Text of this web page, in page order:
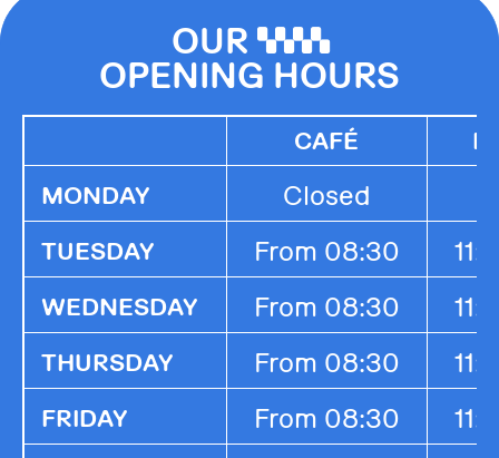
OUR 0000
OPENING HOURS
CAFÉ
MONDAY Closed
TUESDAY From 08:30
WEDNESDAY From 08:30
THURSDAY From 08:30
FRIDAY From 08:30